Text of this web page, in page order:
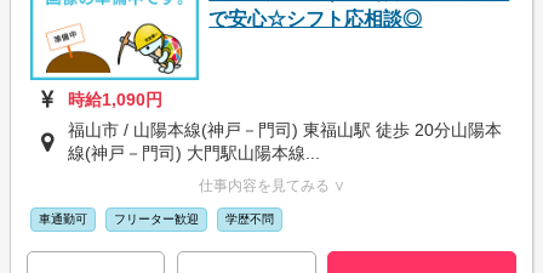
で安心☆シフト応相談◎
時給1,090円
福山市 / 山陽本線(神戸－門司) 東福山駅 徒歩 20分山陽本
線(神戸－門司) 大門駅山陽本線...
仕事内容を見てみる ∨
車通勤可 フリーター歓迎 学歴不問